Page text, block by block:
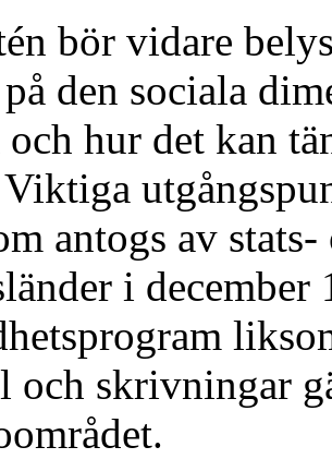
bör vidare
den sociala
och hur det kan
antogs av
i december
skrivningar